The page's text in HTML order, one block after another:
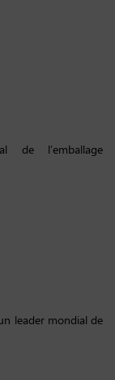
de l’emballage
leader mondial de